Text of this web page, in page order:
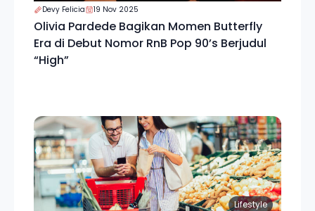
Devy Felicia 19 Nov 2025
Olivia Pardede Bagikan Momen Butterfly
Era di Debut Nomor RnB Pop 90’s Berjudul
“High”
Lifestyle